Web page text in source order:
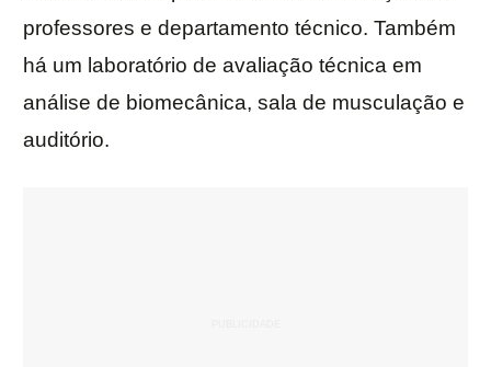
professores e departamento técnico. Também
há um laboratório de avaliação técnica em
análise de biomecânica, sala de musculação e
auditório.